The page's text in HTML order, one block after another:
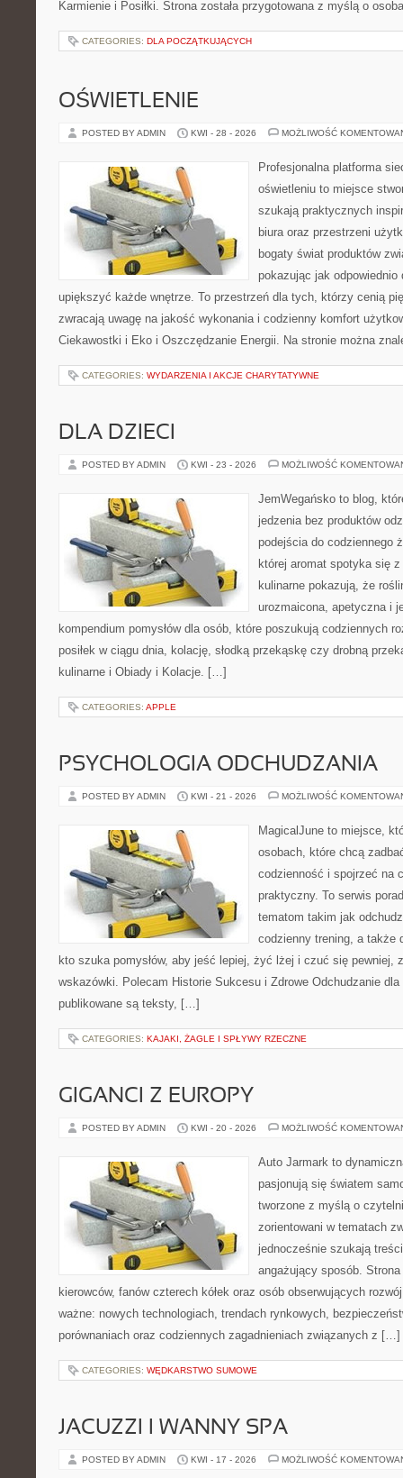
Karmienie i Posiłki. Strona została przygotowana z myślą o
CATEGORIES: DLA POCZĄTKUJĄCYCH
OŚWIETLENIE
POSTED BY ADMIN KWI - 28 - 2026 MOŻLIWOŚĆ
Profesjonalna platforma
oświetleniu to miejsce
szukają praktycznych
biura oraz przestrzeni
bogaty świat produktów
pokazując jak odpowiednio
upiększyć każde wnętrze. To przestrzeń dla tych, którzy cenią
zwracają uwagę na jakość wykonania i codzienny komfort
Ciekawostki i Eko i Oszczędzanie Energii. Na stronie można
CATEGORIES: WYDARZENIA I AKCJE CHARYTATYWNE
DLA DZIECI
POSTED BY ADMIN KWI - 23 - 2026 MOŻLIWOŚĆ
JemWegańsko to blog,
jedzenia bez produktów
podejścia do codziennego
której aromat spotyka się
kulinarne pokazują, że
urozmaicona, apetyczna i
kompendium pomysłów dla osób, które poszukują codziennych
posiłek w ciągu dnia, kolację, słodką przekąskę czy drobną
kulinarne i Obiady i Kolacje. […]
CATEGORIES: APPLE
PSYCHOLOGIA ODCHUDZANIA
POSTED BY ADMIN KWI - 21 - 2026 MOŻLIWOŚĆ
MagicalJune to miejsce,
osobach, które chcą
codzienność i spojrzeć na
praktyczny. To serwis
tematom takim jak
codzienny trening, a także
kto szuka pomysłów, aby jeść lepiej, żyć lżej i czuć się pewniej,
wskazówki. Polecam Historie Sukcesu i Zdrowe Odchudzanie
publikowane są teksty, […]
CATEGORIES: KAJAKI, ŻAGLE I SPŁYWY RZECZNE
GIGANCI Z EUROPY
POSTED BY ADMIN KWI - 20 - 2026 MOŻLIWOŚĆ
Auto Jarmark to
pasjonują się światem
tworzone z myślą o
zorientowani w tematach
jednocześnie szukają
angażujący sposób.
kierowców, fanów czterech kółek oraz osób obserwujących
ważne: nowych technologiach, trendach rynkowych,
porównaniach oraz codziennych zagadnieniach związanych z […]
CATEGORIES: WĘDKARSTWO SUMOWE
JACUZZI I WANNY SPA
POSTED BY ADMIN KWI - 17 - 2026 MOŻLIWOŚĆ